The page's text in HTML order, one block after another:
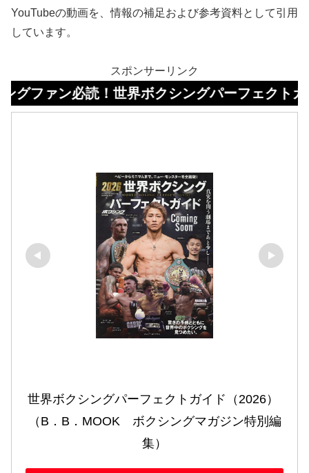
YouTubeの動画を、情報の補足および参考資料として引用
しています。
スポンサーリンク
必読！世界ボクシングパーフェクトガイドはコ
世界ボクシングパーフェクトガイド（2026）
（B．B．MOOK　ボクシングマガジン特別編
集）